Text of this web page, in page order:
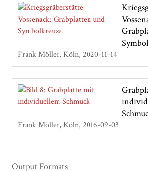
Frank Möller, Köln 2020-11-14
Frank Möller, Köln 2016-09-03
Output Formats